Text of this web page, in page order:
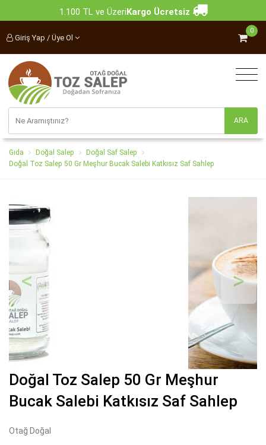
1.100 TL ve ÜzeriKargo Ücretsiz
Giriş Yap / Üye Ol
0
Gıda Doğal Salep
Doğal Saf Salep
Doğal Toz Salep 50 Gr Meşhur Bucak Salebi Katkısız Saf Sahlep
Geri
Doğal Toz Salep 50 Gr Meşhur
Bucak Salebi Katkısız Saf Sahlep
Otağ Doğal